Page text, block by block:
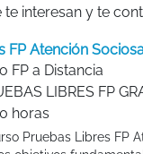
te interesan y te
FP Atención
FP a Distancia
LIBRES FP
horas
Pruebas Libres FP